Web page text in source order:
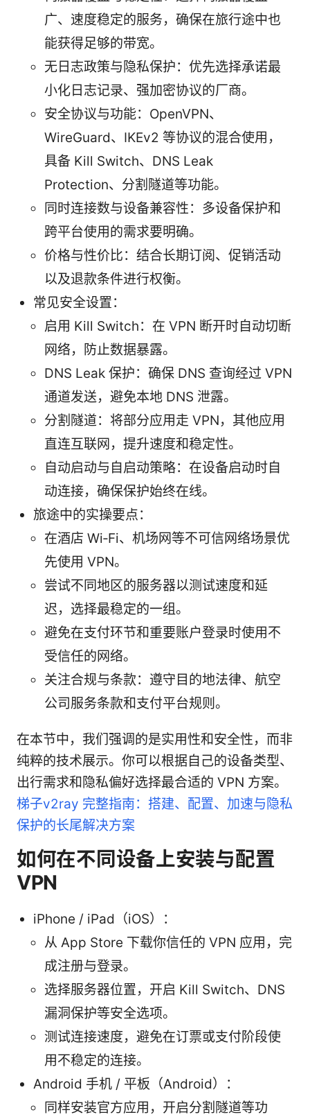
广、速度稳定的服务，确保在旅行途中也
能获得足够的带宽。
无日志政策与隐私保护：优先选择承诺最
小化日志记录、强加密协议的厂商。
安全协议与功能：OpenVPN、
WireGuard、IKEv2 等协议的混合使用，
具备 Kill Switch、DNS Leak
Protection、分割隧道等功能。
同时连接数与设备兼容性：多设备保护和
跨平台使用的需求要明确。
价格与性价比：结合长期订阅、促销活动
以及退款条件进行权衡。
常见安全设置：
启用 Kill Switch：在 VPN 断开时自动切断
网络，防止数据暴露。
DNS Leak 保护：确保 DNS 查询经过 VPN
通道发送，避免本地 DNS 泄露。
分割隧道：将部分应用走 VPN，其他应用
直连互联网，提升速度和稳定性。
自动启动与自启动策略：在设备启动时自
动连接，确保保护始终在线。
旅途中的实操要点：
在酒店 Wi‑Fi、机场网等不可信网络场景优
先使用 VPN。
尝试不同地区的服务器以测试速度和延
迟，选择最稳定的一组。
避免在支付环节和重要账户登录时使用不
受信任的网络。
关注合规与条款：遵守目的地法律、航空
公司服务条款和支付平台规则。
在本节中，我们强调的是实用性和安全性，而非
纯粹的技术展示。你可以根据自己的设备类型、
出行需求和隐私偏好选择最合适的 VPN 方案。
梯子v2ray 完整指南：搭建、配置、加速与隐私
保护的长尾解决方案
如何在不同设备上安装与配置
VPN
iPhone / iPad（iOS）：
从 App Store 下载你信任的 VPN 应用，完
成注册与登录。
选择服务器位置，开启 Kill Switch、DNS
漏洞保护等安全选项。
测试连接速度，避免在订票或支付阶段使
用不稳定的连接。
Android 手机 / 平板（Android）：
同样安装官方应用，开启分割隧道等功